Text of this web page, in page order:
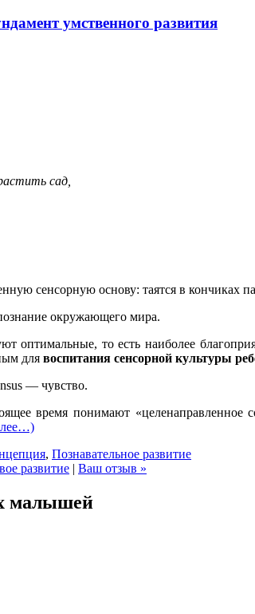
умственного развития
сад,
сенсорную основу: таятся в кончиках
окружающего мира.
оптимальные, то есть наиболее
для воспитания сенсорной культуры
— чувство.
время понимают «целенаправленное
, Познавательное развитие
развитие | Ваш отзыв »
малышей